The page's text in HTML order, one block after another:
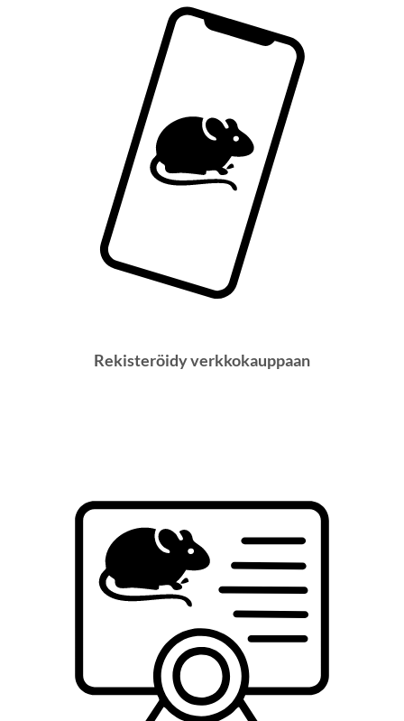
Rekisteröidy verkkokauppaan